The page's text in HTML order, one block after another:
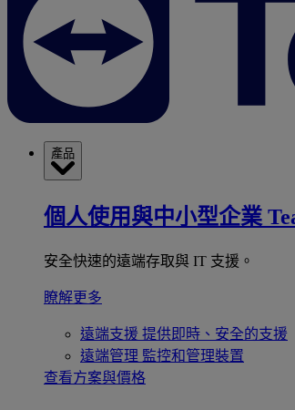
產品
個人使用與中小型企業
安全快速的遠端存取與 IT 支援。
瞭解更多
遠端支援 提供即時、安全的支援
遠端管理 監控和管理裝置
查看方案與價格